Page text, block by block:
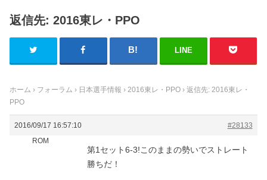
返信先: 2016東レ・PPO
LINE
ホーム › フォーラム › 日本選手情報 › 2016東レ・PPO › 返信先: 2016東レ・
PPO
2016/09/17 16:57:10
#28133
ROM
第1セット6-3!このままの勢いでストレート
勝ちだ！